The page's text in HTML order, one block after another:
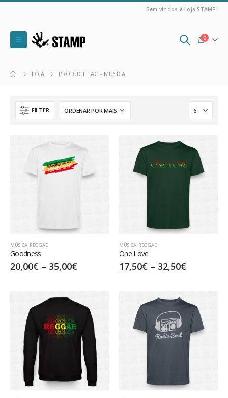
Bem vindos à Loja STAMP!
0
LOJA PRODUCT TAG - MÚSICA
FILTER
MÚSICA, REGGAE
Goodness
20,00€ – 35,00€
MÚSICA, REGGAE
One Love
17,50€ – 32,50€